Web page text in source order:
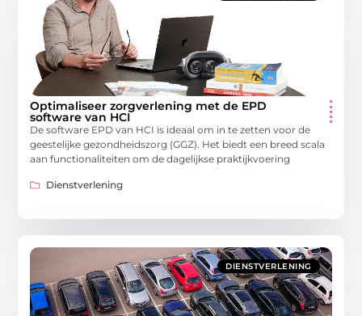
Optimaliseer zorgverlening met de EPD
software van HCI
De software EPD van HCI is ideaal om in te zetten voor de
geestelijke gezondheidszorg (GGZ). Het biedt een breed scala
aan functionaliteiten om de dagelijkse praktijkvoering
Dienstverlening
DIENSTVERLENING